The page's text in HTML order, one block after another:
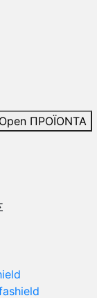
Open ΠΡΟΪΟΝΤΑ